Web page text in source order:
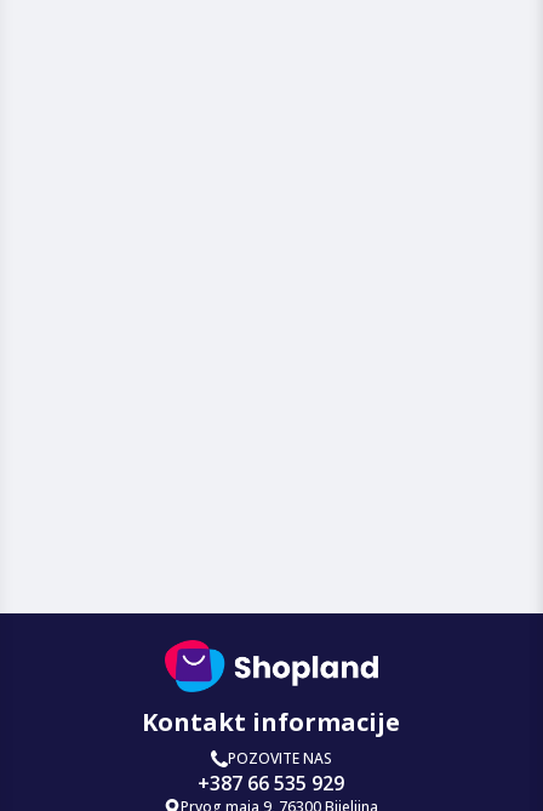
Kontakt informacije
POZOVITE NAS
+387 66 535 929
Prvog maja 9, 76300 Bijeljina